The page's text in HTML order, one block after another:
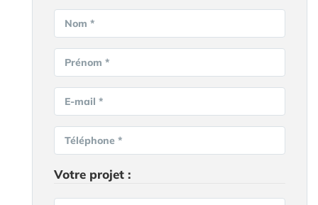
Nom *
Prénom *
E-mail *
Téléphone *
Votre projet :